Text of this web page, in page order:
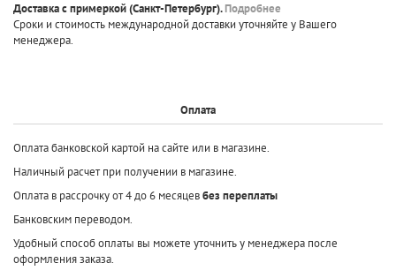
Доставка с примеркой(Санкт-Петербург).Подробнее
Сроки и стоимость международной доставки уточняйте у Вашего
менеджера.
Оплата
Оплата банковской картой на сайте или в магазине.
Наличный расчет при получении в магазине.
Оплата в рассрочку от 4 до 6 месяцевбез переплаты
Банковским переводом.
Удобный способ оплаты вы можете уточнить у менеджера после
оформления заказа.